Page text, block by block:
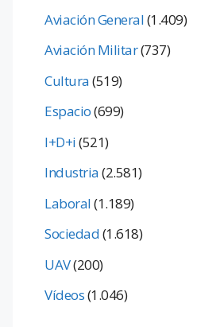
Aviación General(1.409)
Aviación Militar(737)
Cultura(519)
Espacio(699)
I+D+i(521)
Industria(2.581)
Laboral(1.189)
Sociedad(1.618)
UAV(200)
Vídeos(1.046)